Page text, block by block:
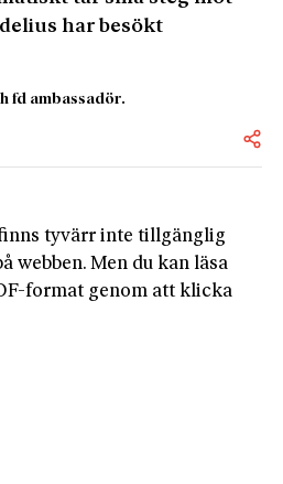
har besökt
fd ambassadör.
tyvärr inte tillgänglig
webben. Men du kan läsa
format genom att klicka